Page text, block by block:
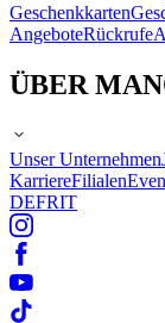
Geschenkkarten
AngeboteRückrufe
ÜBER
Unser Unternehmen
KarriereFilialen
DEFRIT